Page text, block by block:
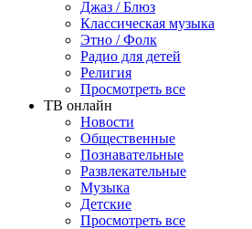
Джаз / Блюз
Классическая музыка
Этно / Фолк
Радио для детей
Религия
Просмотреть все
ТВ онлайн
Новости
Общественные
Познавательные
Развлекательные
Музыка
Детские
Просмотреть все